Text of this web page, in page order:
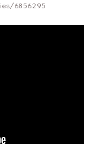
6856295